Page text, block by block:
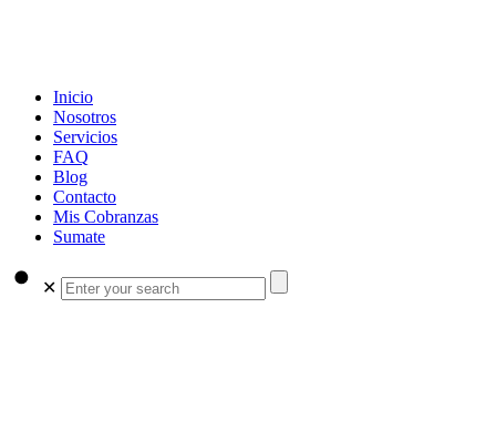
Inicio
Nosotros
Servicios
FAQ
Blog
Contacto
Mis Cobranzas
Sumate
✕